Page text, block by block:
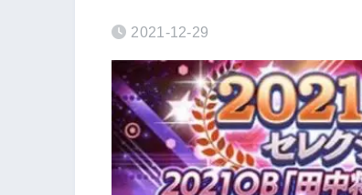
2021-12-29